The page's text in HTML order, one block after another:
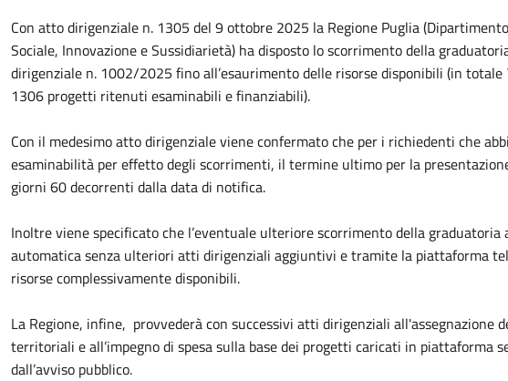
Con atto dirigenziale n. 1305 del 9 ottobre 2025 la Regione Puglia
Sociale, Innovazione e Sussidiarietà) ha disposto lo scorrimento della
dirigenziale n. 1002/2025 fino all’esaurimento delle risorse disponibili (in
1306 progetti ritenuti esaminabili e finanziabili).
Con il medesimo atto dirigenziale viene confermato che per i richiedenti che
esaminabilità per effetto degli scorrimenti, il termine ultimo per la
giorni 60 decorrenti dalla data di notifica.
Inoltre viene specificato che l’eventuale ulteriore scorrimento della
automatica senza ulteriori atti dirigenziali aggiuntivi e tramite la piattaforma
risorse complessivamente disponibili.
La Regione, infine, provvederà con successivi atti dirigenziali all'assegnazione
territoriali e all’impegno di spesa sulla base dei progetti caricati in piattaforma
dall’avviso pubblico.